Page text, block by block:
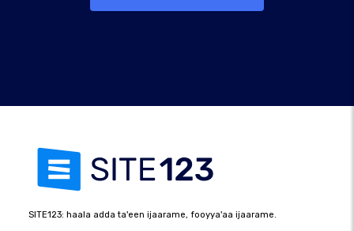
SITE123: haala adda ta'een ijaarame, fooyya'aa ijaarame.